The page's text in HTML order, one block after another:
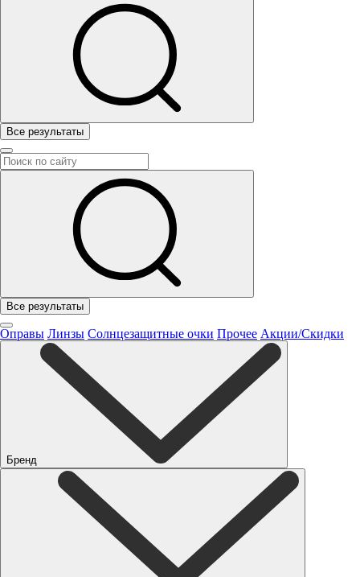
Все результаты
Все результаты
Оправы Линзы Солнцезащитные очки Прочее Акции/Скидки
Бренд